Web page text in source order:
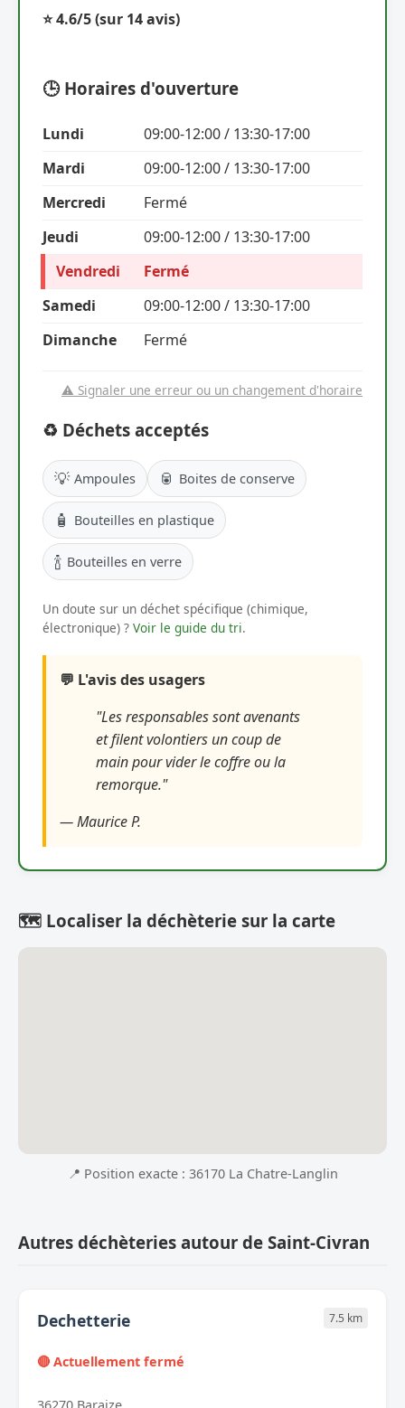
⭐ 4.6/5(sur 14 avis)
🕒 Horaires d'ouverture
Lundi
09:00-12:00 / 13:30-17:00
Mardi
09:00-12:00 / 13:30-17:00
Mercredi
Fermé
Jeudi
09:00-12:00 / 13:30-17:00
Vendredi
Fermé
Samedi
09:00-12:00 / 13:30-17:00
Dimanche
Fermé
⚠️ Signaler une erreur ou un changement d'horaire
♻️ Déchets acceptés
💡 Ampoules 🥫 Boites de conserve
🧴 Bouteilles en plastique
🍾 Bouteilles en verre
Un doute sur un déchet spécifique (chimique,
électronique) ? Voir le guide du tri.
💬 L'avis des usagers
"Les responsables sont avenants
et filent volontiers un coup de
main pour vider le coffre ou la
remorque."
— Maurice P.
🗺️ Localiser la déchèterie sur la carte
📍 Position exacte : 36170 La Chatre-Langlin
Autres déchèteries autour de Saint-Civran
Dechetterie 7.5 km
🔴 Actuellement fermé
36270 Baraize